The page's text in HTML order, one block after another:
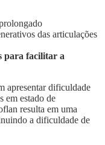
das articulações
para facilitar a
apresentar dificuldade
em estado de
resulta em uma
a dificuldade de